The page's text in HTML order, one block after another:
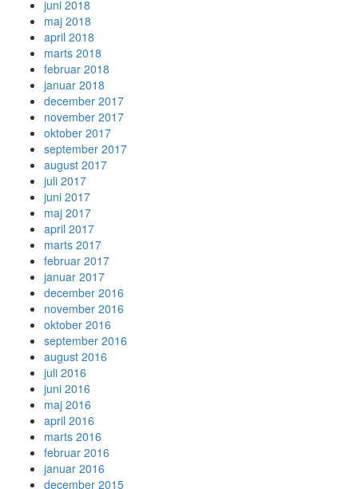
juni 2018
maj 2018
april 2018
marts 2018
februar 2018
januar 2018
december 2017
november 2017
oktober 2017
september 2017
august 2017
juli 2017
juni 2017
maj 2017
april 2017
marts 2017
februar 2017
januar 2017
december 2016
november 2016
oktober 2016
september 2016
august 2016
juli 2016
juni 2016
maj 2016
april 2016
marts 2016
februar 2016
januar 2016
december 2015